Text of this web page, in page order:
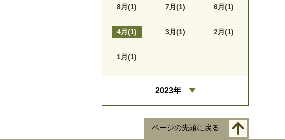
8月(1) 7月(1) 6月(1)
4月(1) 3月(1) 2月(1)
1月(1)
2023年
ページの先頭に戻る